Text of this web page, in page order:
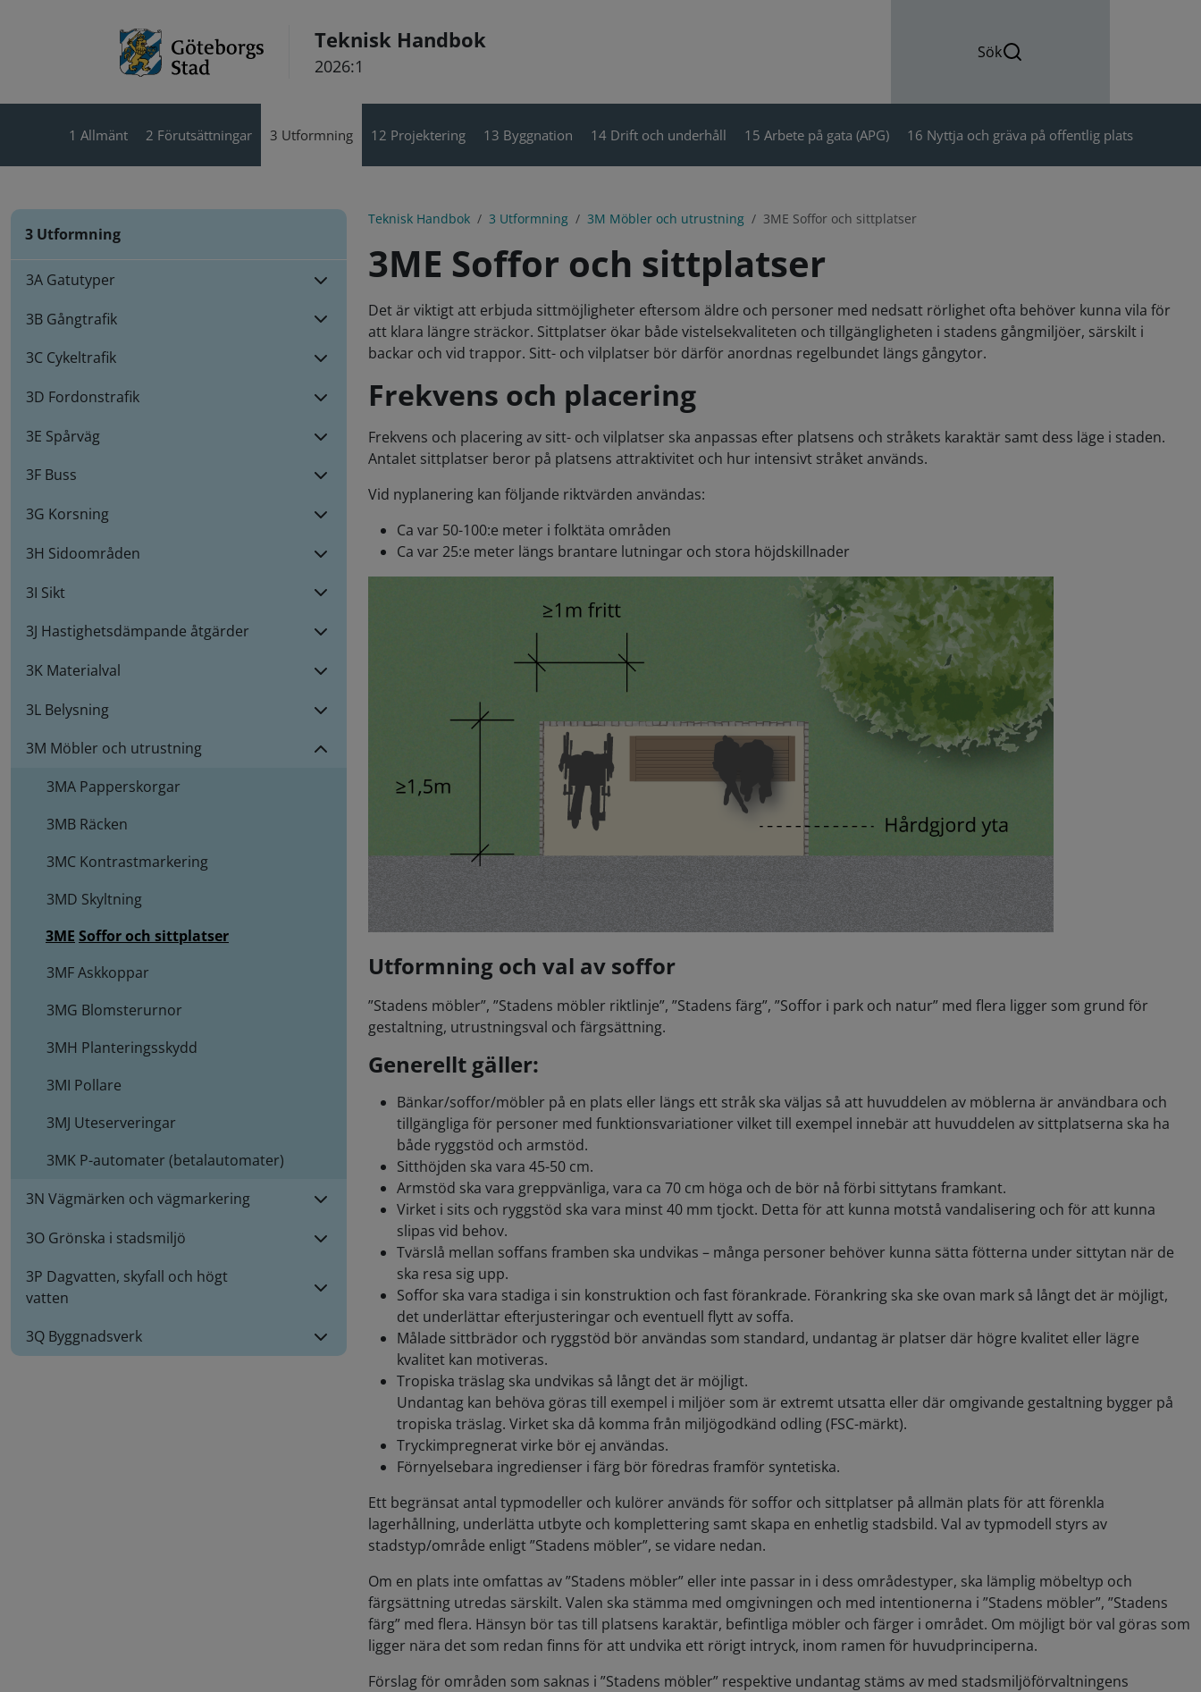
Teknisk Handbok
2026:1
Sök
1 Allmänt 2 Förutsättningar 3 Utformning 12 Projektering 13 Byggnation 14 Drift och underhåll 15 Arbete på gata (APG) 16 Nyttja och gräva på offentlig plats
3 Utformning
3A Gatutyper
3B Gångtrafik
3C Cykeltrafik
3D Fordonstrafik
3E Spårväg
3F Buss
3G Korsning
3H Sidoområden
3I Sikt
3J Hastighetsdämpande åtgärder
3K Materialval
3L Belysning
3M Möbler och utrustning
3MA Papperskorgar
3MB Räcken
3MC Kontrastmarkering
3MD Skyltning
3ME Soffor och sittplatser
3MFAskkoppar
3MG Blomsterurnor
3MH Planteringsskydd
3MI Pollare
3MJ Uteserveringar
3MK P-automater (betalautomater)
3N Vägmärken och vägmarkering
3O Grönska i stadsmiljö
3P Dagvatten, skyfall och högt
vatten
3Q Byggnadsverk
Teknisk Handbok 3 Utformning 3M Möbler och utrustning 3ME Soffor och sittplatser
3ME Soffor och sittplatser
Det är viktigt att erbjuda sittmöjligheter eftersom äldre och personer med nedsatt rörlighet ofta behöver kunna vila för
att klara längre sträckor. Sittplatser ökar både vistelsekvaliteten och tillgängligheten i stadens gångmiljöer, särskilt i
backar och vid trappor. Sitt- och vilplatser bör därför anordnas regelbundet längs gångytor.
Frekvens och placering
Frekvens och placering av sitt- och vilplatser ska anpassas efter platsens och stråkets karaktär samt dess läge i staden.
Antalet sittplatser beror på platsens attraktivitet och hur intensivt stråket används.
Vid nyplanering kan följande riktvärden användas:
Ca var 50-100:e meter i folktäta områden
Ca var 25:e meter längs brantare lutningar och stora höjdskillnader
Utformning och val av soffor
”Stadens möbler”, ”Stadens möbler riktlinje”, ”Stadens färg”, ”Soffor i park och natur” med flera ligger som grund för
gestaltning, utrustningsval och färgsättning.
Generellt gäller:
Bänkar/soffor/möbler på en plats eller längs ett stråk ska väljas så att huvuddelen av möblerna är användbara och
tillgängliga för personer med funktionsvariationer vilket till exempel innebär att huvuddelen av sittplatserna ska ha
både ryggstöd och armstöd.
Sitthöjden ska vara 45-50 cm.
Armstöd ska vara greppvänliga, vara ca 70 cm höga och de bör nå förbi sittytans framkant.
Virket i sits och ryggstöd ska vara minst 40 mm tjockt. Detta för att kunna motstå vandalisering och för att kunna
slipas vid behov.
Tvärslå mellan soffans framben ska undvikas – många personer behöver kunna sätta fötterna under sittytan när de
ska resa sig upp.
Soffor ska vara stadiga i sin konstruktion och fast förankrade. Förankring ska ske ovan mark så långt det är möjligt,
det underlättar efterjusteringar och eventuell flytt av soffa.
Målade sittbrädor och ryggstöd bör användas som standard, undantag är platser där högre kvalitet eller lägre
kvalitet kan motiveras.
Tropiska träslag ska undvikas så långt det är möjligt.
Undantag kan behöva göras till exempel i miljöer som är extremt utsatta eller där omgivande gestaltning bygger på
tropiska träslag. Virket ska då komma från miljögodkänd odling (FSC-märkt).
Tryckimpregnerat virke bör ej användas.
Förnyelsebara ingredienser i färg bör föredras framför syntetiska.
Ett begränsat antal typmodeller och kulörer används för soffor och sittplatser på allmän plats för att förenkla
lagerhållning, underlätta utbyte och komplettering samt skapa en enhetlig stadsbild. Val av typmodell styrs av
stadstyp/område enligt ”Stadens möbler”, se vidare nedan.
Om en plats inte omfattas av ”Stadens möbler” eller inte passar in i dess områdestyper, ska lämplig möbeltyp och
färgsättning utredas särskilt. Valen ska stämma med omgivningen och med intentionerna i ”Stadens möbler”, ”Stadens
färg” med flera. Hänsyn bör tas till platsens karaktär, befintliga möbler och färger i området. Om möjligt bör val göras som
ligger nära det som redan finns för att undvika ett rörigt intryck, inom ramen för huvudprinciperna.
Förslag för områden som saknas i ”Stadens möbler” respektive undantag stäms av med stadsmiljöförvaltningens